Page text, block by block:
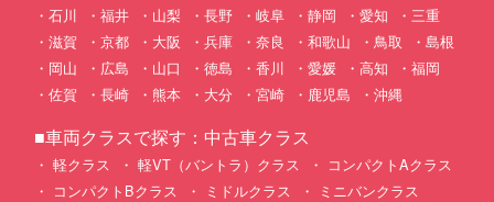
石川
福井 山梨 長野 岐阜 静岡 愛知
三重
滋賀
京都 大阪 兵庫 奈良 和歌山 鳥取
島根
岡山
広島 山口 徳島 香川 愛媛 高知
福岡
佐賀
長崎 熊本 大分 宮崎 鹿児島 沖縄
■車両クラスで探す：中古車クラス
軽クラス 軽VT（バントラ）クラス
コンパクトAクラス
コンパクトBクラス
ミドルクラス
ミニバンクラス